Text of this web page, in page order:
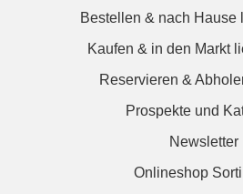
Bestellen & nach Hause
Kaufen & in den Markt
Reservieren &
Prospekte und
Newsletter
Onlineshop